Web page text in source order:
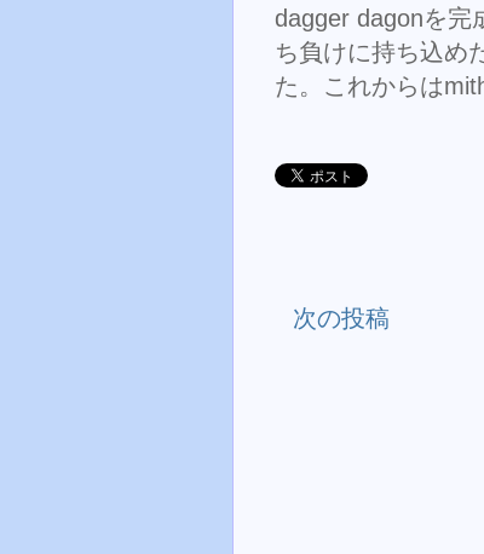
dagger dagonを完
ち負けに持ち込め
た。これからは
次の投稿